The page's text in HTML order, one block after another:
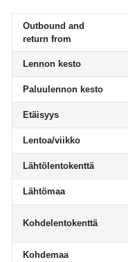
Outbound and
return from
Lennon kesto
Paluulennon kesto
Etäisyys
Lentoa/viikko
Lähtölentokenttä
Lähtömaa
Kohdelentokenttä
Kohdemaa